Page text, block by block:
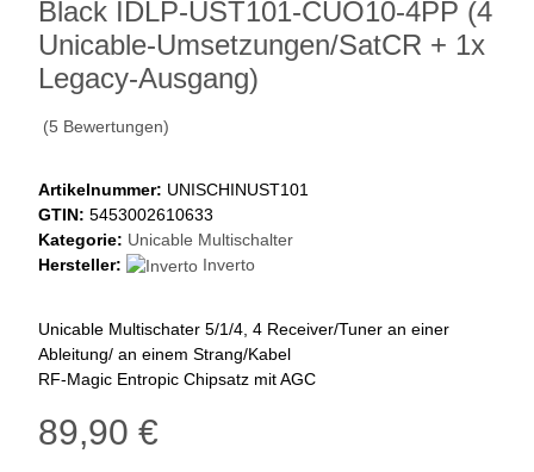
Black IDLP-UST101-CUO10-4PP (4
Unicable-Umsetzungen/SatCR + 1x
Legacy-Ausgang)
(5 Bewertungen)
Artikelnummer: UNISCHINUST101
GTIN: 5453002610633
Kategorie: Unicable Multischalter
Hersteller:
Inverto
Unicable Multischater 5/1/4, 4 Receiver/Tuner an einer
Ableitung/ an einem Strang/Kabel
RF-Magic Entropic Chipsatz mit AGC
89,90 €